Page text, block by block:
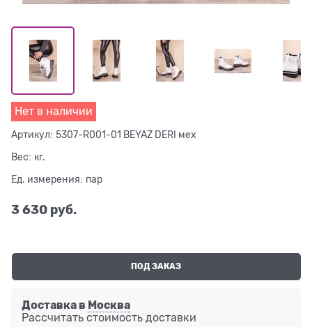
Нет в наличии
Артикул: 5307-R001-01 BEYAZ DERI мех
Вес: кг.
Ед. измерения: пар
3 630 руб.
ПОД ЗАКАЗ
Доставка в Москва
Рассчитать стоимость доставки